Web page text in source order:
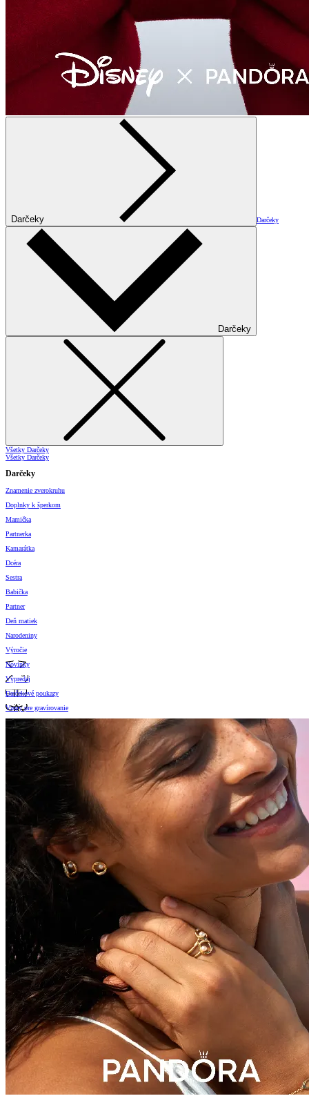
Darčeky Darčeky
Darčeky
Všetky Darčeky
Všetky Darčeky
Darčeky
Znamenie zverokruhu
Doplnky k šperkom
Mamička
Partnerka
Kamarátka
Dcéra
Sestra
Babička
Partner
Deň matiek
Narodeniny
Výročie
Novinky
Výpredaj
Darčekové poukazy
Vzory pre gravírovanie